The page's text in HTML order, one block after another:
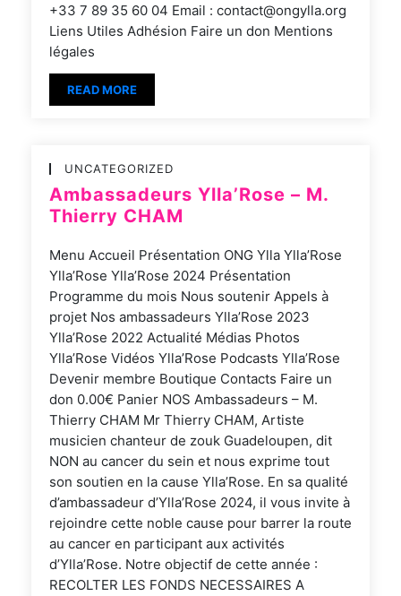
+33 7 89 35 60 04 Email : contact@ongylla.org
Liens Utiles Adhésion Faire un don Mentions
légales
READ MORE
UNCATEGORIZED
Ambassadeurs Ylla’Rose – M.
Thierry CHAM
Menu Accueil Présentation ONG Ylla Ylla’Rose
Ylla’Rose Ylla’Rose 2024 Présentation
Programme du mois Nous soutenir Appels à
projet Nos ambassadeurs Ylla’Rose 2023
Ylla’Rose 2022 Actualité Médias Photos
Ylla’Rose Vidéos Ylla’Rose Podcasts Ylla’Rose
Devenir membre Boutique Contacts Faire un
don 0.00€ Panier NOS Ambassadeurs – M.
Thierry CHAM Mr Thierry CHAM, Artiste
musicien chanteur de zouk Guadeloupen, dit
NON au cancer du sein et nous exprime tout
son soutien en la cause Ylla’Rose. En sa qualité
d’ambassadeur d’Ylla’Rose 2024, il vous invite à
rejoindre cette noble cause pour barrer la route
au cancer en participant aux activités
d’Ylla’Rose. Notre objectif de cette année :
RECOLTER LES FONDS NECESSAIRES A